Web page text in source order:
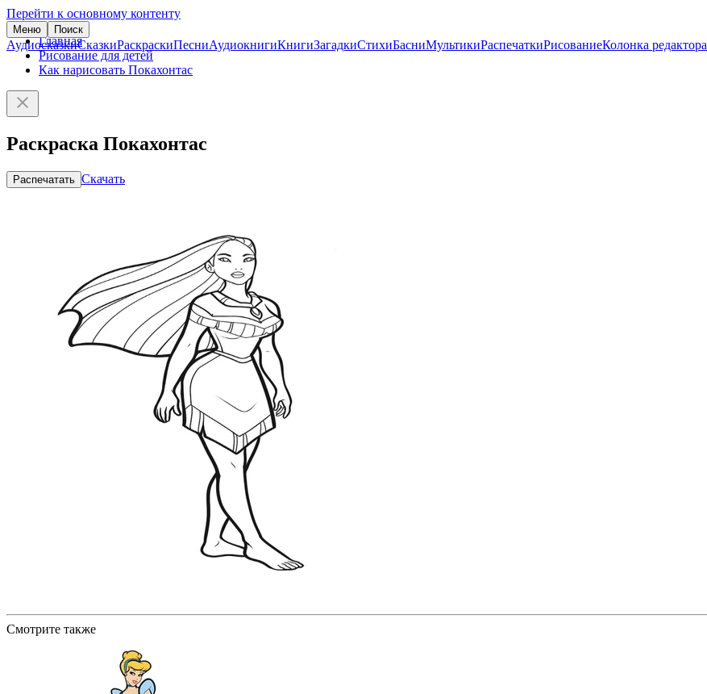
Перейти к основному контенту
Меню Поиск
АудиосказкиСказкиРаскраскиПесниАудиокнигиКнигиЗагадкиСтихиБасниМультикиРаспечаткиРисованиеКолонка редактора
Главная
Рисование для детей
Как нарисовать Покахонтас
Раскраска Покахонтас
Распечатать Скачать
Смотрите также